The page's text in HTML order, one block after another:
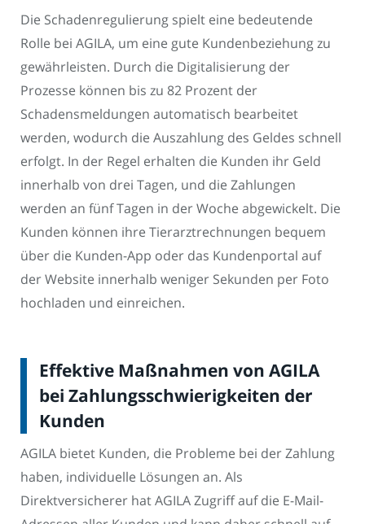
Die Schadenregulierung spielt eine bedeutende
Rolle bei AGILA, um eine gute Kundenbeziehung zu
gewährleisten. Durch die Digitalisierung der
Prozesse können bis zu 82 Prozent der
Schadensmeldungen automatisch bearbeitet
werden, wodurch die Auszahlung des Geldes schnell
erfolgt. In der Regel erhalten die Kunden ihr Geld
innerhalb von drei Tagen, und die Zahlungen
werden an fünf Tagen in der Woche abgewickelt. Die
Kunden können ihre Tierarztrechnungen bequem
über die Kunden-App oder das Kundenportal auf
der Website innerhalb weniger Sekunden per Foto
hochladen und einreichen.
Effektive Maßnahmen von AGILA
bei Zahlungsschwierigkeiten der
Kunden
AGILA bietet Kunden, die Probleme bei der Zahlung
haben, individuelle Lösungen an. Als
Direktversicherer hat AGILA Zugriff auf die E-Mail-